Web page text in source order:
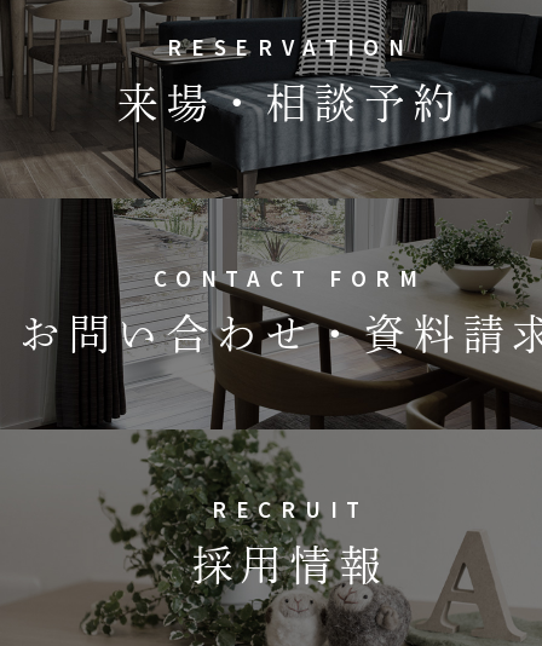
RESERVATION
来場・相談予約
CONTACT FORM
お問い合わせ・資料請
RECRUIT
採用情報